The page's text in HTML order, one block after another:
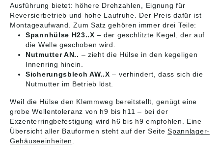
Bitte beachten: Die
Daten wurden von uns
gewissenhaft
recherchiert, können
sich aber inzwischen
geändert haben.
Abbildungen sind
ähnlich, Irrtum
vorbehalten. Angaben
gemäß
ordnung ((EU)
2023/998): NTN
Wälzlager
(Deutschland) GmbH,
Max-Planck-Str. 23,
Erkrath, Germany,
Bitte beachten: Die
Daten wurden von uns
gewissenhaft
recherchiert, können
sich aber inzwischen
Abbildungen sind
vorbehalten. Angaben
ordnung ((EU)
2023/998): NTN
Wälzlager
(Deutschland) GmbH,
Max-Planck-Str. 23,
Ausführung bietet: höhere Drehzahlen, Eignung für
Reversierbetrieb und hohe Laufruhe. Der Preis dafür ist
Montageaufwand. Zum Satz gehören immer drei Teile:
Spannhülse H23..X – der geschlitzte Kegel, der auf
die Welle geschoben wird.
Nutmutter AN.. – zieht die Hülse in den kegeligen
Innenring hinein.
Sicherungsblech AW..X – verhindert, dass sich die
Nutmutter im Betrieb löst.
Weil die Hülse den Klemmweg bereitstellt, genügt eine
grobe Wellentoleranz von h9 bis h11 – bei der
Exzenterringbefestigung wird h6 bis h9 empfohlen. Eine
Übersicht aller Bauformen steht auf der SeiteSpannlager-
Gehäuseeinheiten